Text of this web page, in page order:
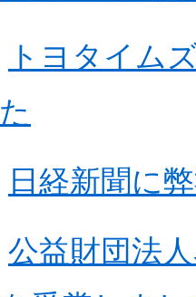
トヨタイム
た
日経新聞に
公益財団法